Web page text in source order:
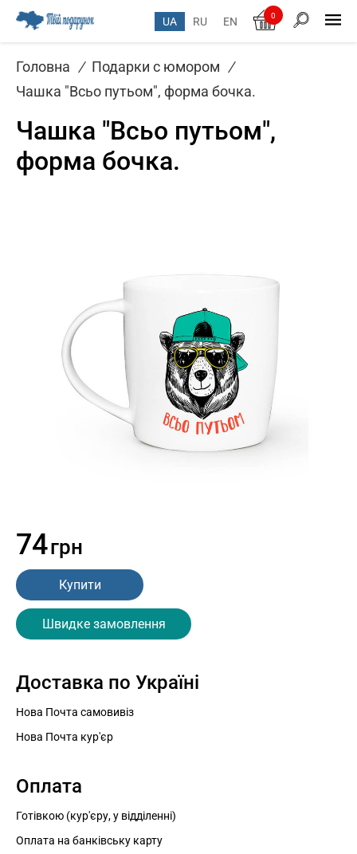
UA RU EN 0
Головна / Подарки с юмором /
Чашка "Всьо путьом", форма бочка.
Чашка "Всьо путьом",
форма бочка.
74грн
Купити
Швидке замовлення
Доставка по Україні
Нова Почта самовивіз
Нова Почта кур'єр
Оплата
Готівкою (кур'єру, у відділенні)
Оплата на банківську карту